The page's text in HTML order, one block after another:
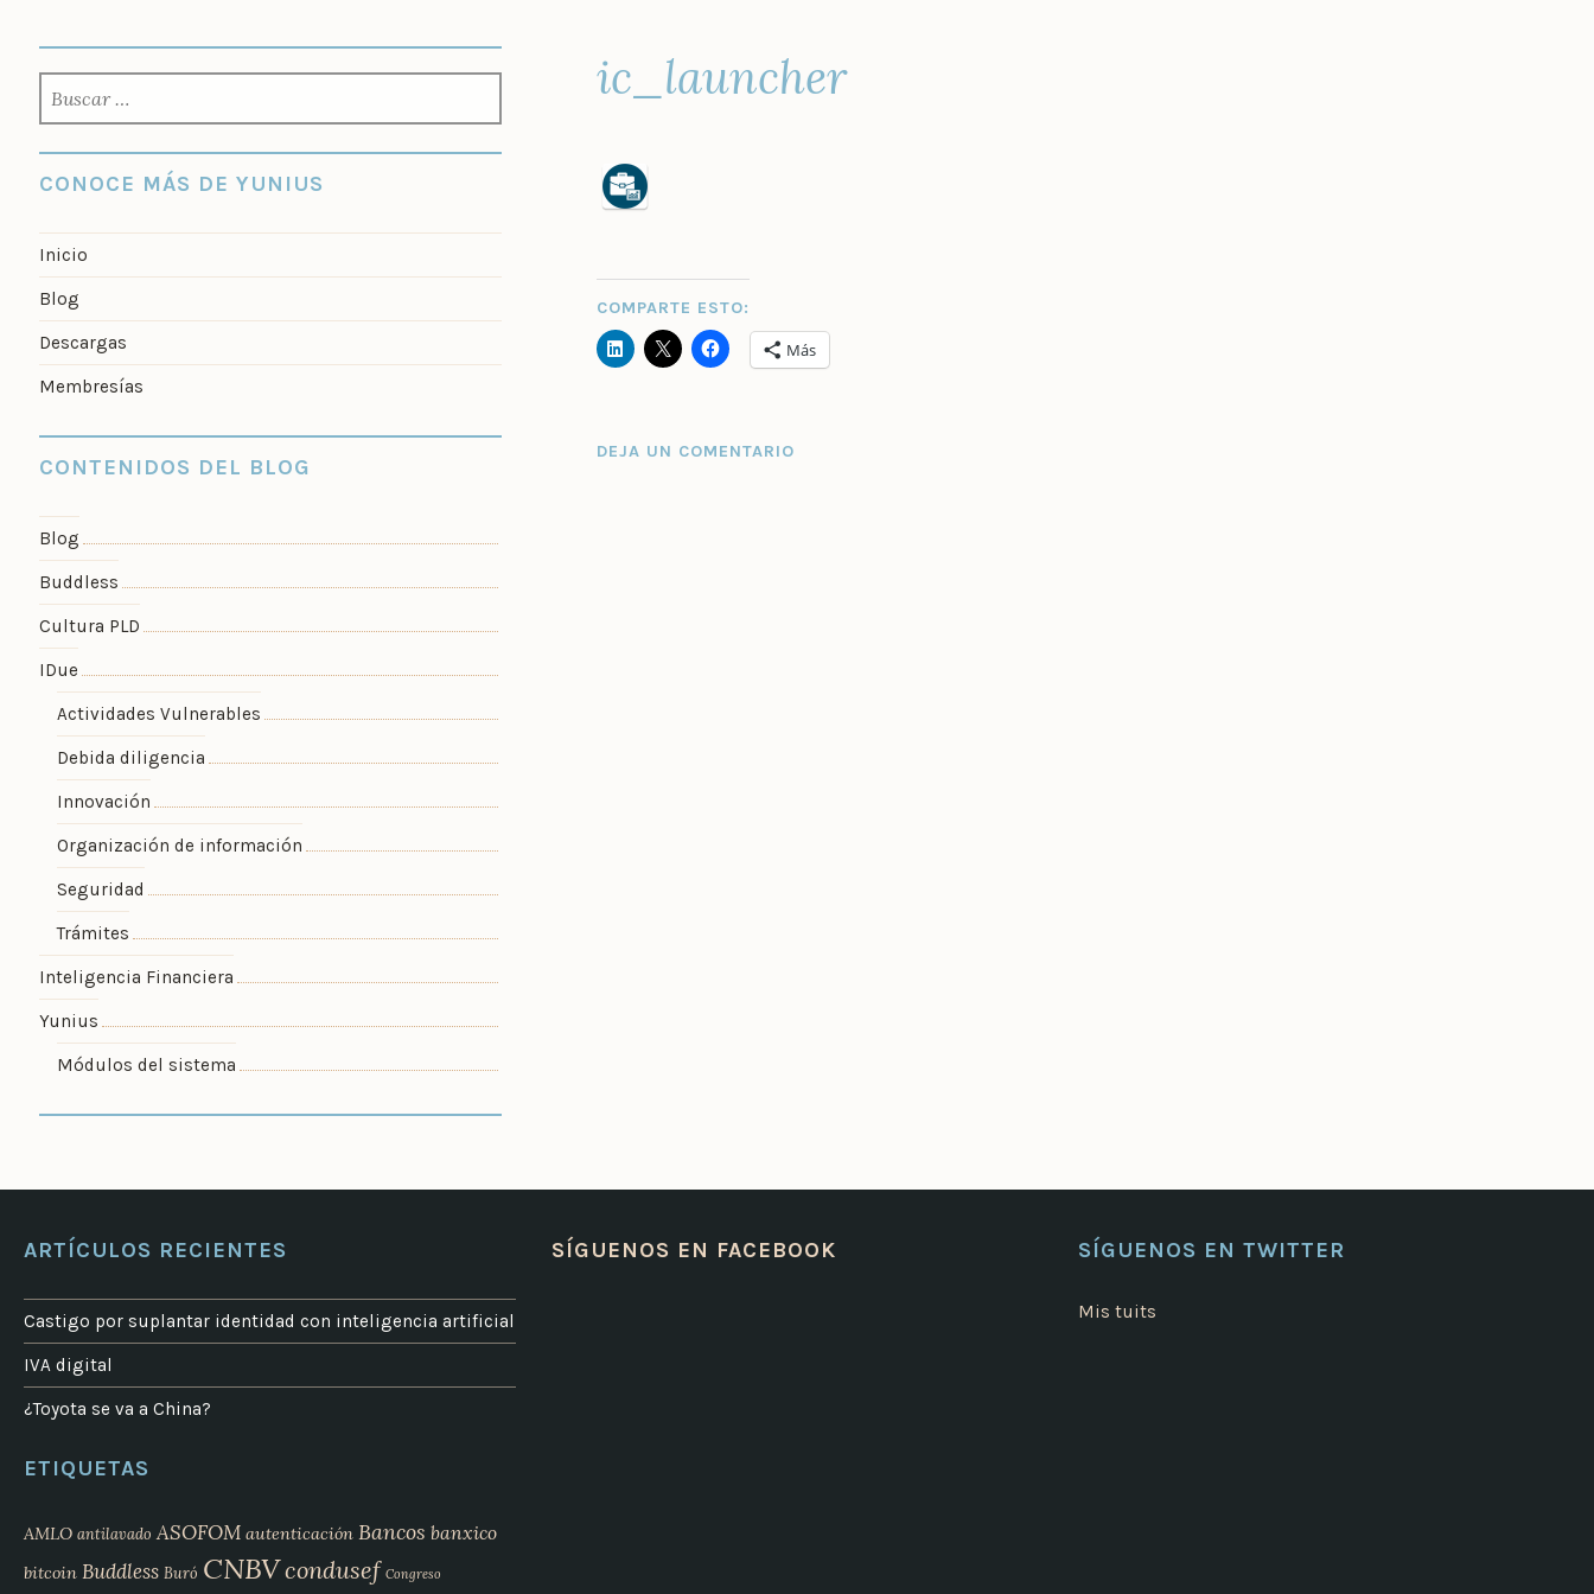
ic_launcher
COMPARTE ESTO:
Más
DEJA UN COMENTARIO
CONOCE MÁS DE YUNIUS
Inicio
Blog
Descargas
Membresías
CONTENIDOS DEL BLOG
Blog
Buddless
Cultura PLD
IDue
Actividades Vulnerables
Debida diligencia
Innovación
Organización de información
Seguridad
Trámites
Inteligencia Financiera
Yunius
Módulos del sistema
ARTÍCULOS RECIENTES
Castigo por suplantar identidad con inteligencia artificial
IVA digital
¿Toyota se va a China?
ETIQUETAS
AMLO antilavado ASOFOM autenticación Bancos banxico
bitcoin Buddless Buró CNBVcondusef Congreso
SÍGUENOS EN FACEBOOK SÍGUENOS EN TWITTER
Mis tuits